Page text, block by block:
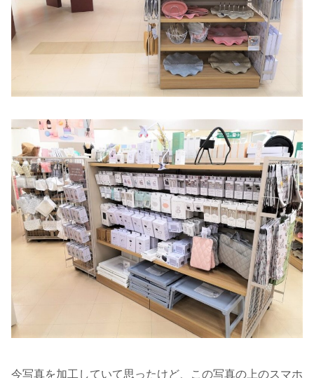
今写真を加工していて思ったけど、この写真の上のスマホ